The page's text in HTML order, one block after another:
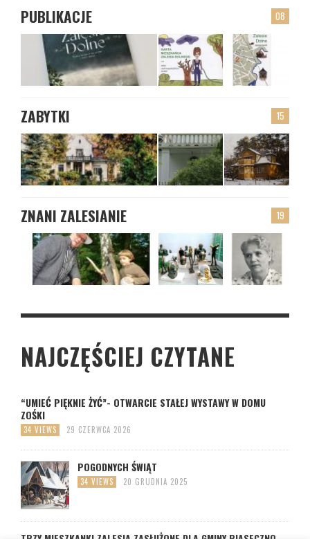
08
PUBLIKACJE
15
ZABYTKI
19
ZNANI ZALESIANIE
NAJCZĘŚCIEJ CZYTANE
“UMIEĆ PIĘKNIE ŻYĆ”- OTWARCIE STAŁEJ WYSTAWY W DOMU
ZOŚKI
34 VIEWS 29 CZERWCA 2026
POGODNYCH ŚWIĄT
34 VIEWS 20 GRUDNIA 2025